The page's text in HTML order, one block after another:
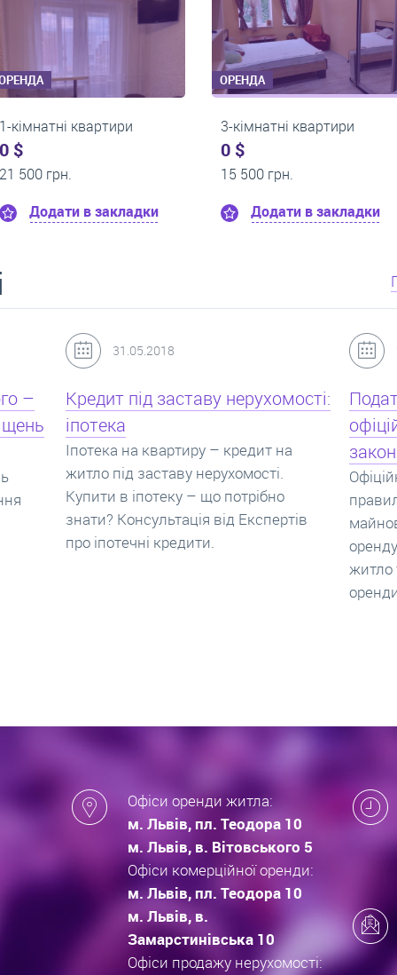
ОРЕНДА
1-кімнатні квартири
9 000 грн.
Додати в закладки
ОРЕНДА
1-кімнатні квартири
17 800 грн.
Додати в
24.07.2017
Податок з оренди квартири,
офіційний договір оренди та
законна здача житла
Офіційно здати квартиру в найм. Як
правильно укладати договір
майнового найму, який податок за
оренду квартири. Законно здати
ціни
Офіси оренди житла:
м. Львів, пл. Теодора 10
м. Львів, в. Вітовського 5
Офіси комерційної оренди:
м. Львів, пл. Теодора 10
м. Львів, в.
Замарстинівська 10
Офіси продажу нерухомості: